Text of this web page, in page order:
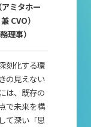
ミタホー
CVO）
理事）
刻化する環
の見えない
は、既存の
で未来を構
て深い「思